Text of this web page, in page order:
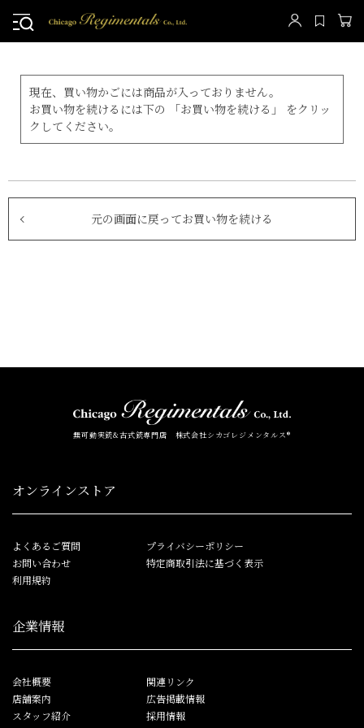
現在、買い物かごには商品が入っておりません。
お買い物を続けるには下の 「お買い物を続ける」 をクリッ
クしてください。
元の画面に戻ってお買い物を続ける
無可動実銃&古式銃専門店 株式会社シカゴレジメンタルス®
オンラインストア
よくあるご質問
お問い合わせ
利用規約
プライバシーポリシー
特定商取引法に基づく表示
企業情報
会社概要
店舗案内
スタッフ紹介
関連リンク
広告掲載情報
採用情報